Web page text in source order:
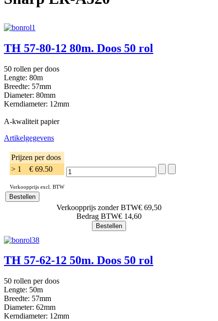
TH 57-80-12 80m. Doos 50 rol
50 rollen per doos
Lengte: 80m
Breedte: 57mm
Diameter: 80mm
Kerndiameter: 12mm
A-kwaliteit papier
Artikelgegevens
Prijzen per doos
> 1
€ 69.50
Verkoopprijs excl. BTW
Verkoopprijs zonder BTW€ 69,50
Bedrag BTW€ 14,60
TH 57-62-12 50m. Doos 50 rol
50 rollen per doos
Lengte: 50m
Breedte: 57mm
Diameter: 62mm
Kerndiameter: 12mm